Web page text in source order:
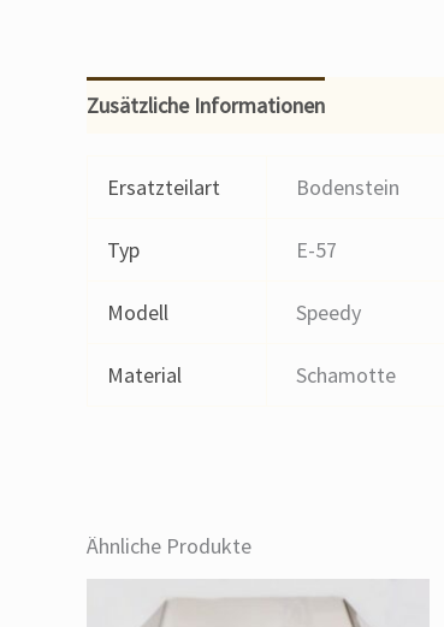
Zusätzliche Informationen
Ersatzteilart Bodenstein
Typ E-57
Modell Speedy
Material Schamotte
Ähnliche Produkte